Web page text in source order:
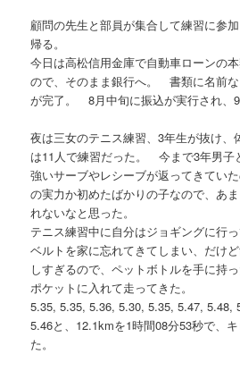
顧問の先生と部員が集合して練習に参
帰る。
今日は高松信用金庫で自動車ローンの
ので、そのまま銀行へ。 書類に名前な
が完了。 8月中旬に振込が実行され、9
夜は三女のテニス練習、3年生が抜け、
は11人で練習だった。 今まで3年男子
強いサーブやレシーブが返ってきてい
の実力か初めたばかりの子なので、あ
れないなと思った。
テニス練習中に自分はジョギングに行
ベルトを家に忘れてきてしまい、だけ
しすぎるので、ペットボトルを手に持
ポケットに入れて走ってきた。
5.35, 5.35, 5.36, 5.30, 5.35, 5.47, 5.48,
5.46と、12.1kmを1時間08分53秒で、
た。